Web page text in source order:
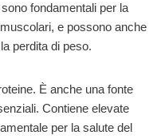
fondamentali per la
e possono anche
perdita di peso.
È anche una fonte
Contiene elevate
per la salute del